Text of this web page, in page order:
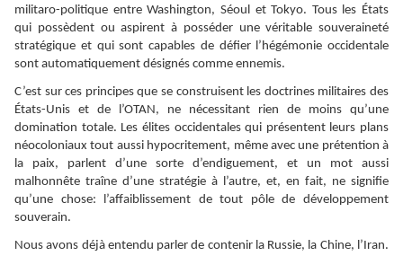
militaro-politique entre Washington, Séoul et Tokyo. Tous les États
qui possèdent ou aspirent à posséder une véritable souveraineté
stratégique et qui sont capables de défier l’hégémonie occidentale
sont automatiquement désignés comme ennemis.
C’est sur ces principes que se construisent les doctrines militaires des
États-Unis et de l’OTAN, ne nécessitant rien de moins qu’une
domination totale. Les élites occidentales qui présentent leurs plans
néocoloniaux tout aussi hypocritement, même avec une prétention à
la paix, parlent d’une sorte d’endiguement, et un mot aussi
malhonnête traîne d’une stratégie à l’autre, et, en fait, ne signifie
qu’une chose: l’affaiblissement de tout pôle de développement
souverain.
Nous avons déjà entendu parler de contenir la Russie, la Chine, l’Iran.